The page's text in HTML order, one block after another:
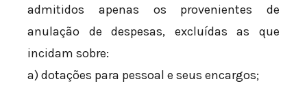
admitidos apenas os provenientes de
anulação de despesas, excluídas as que
incidam sobre:
a) dotações para pessoal e seus encargos;